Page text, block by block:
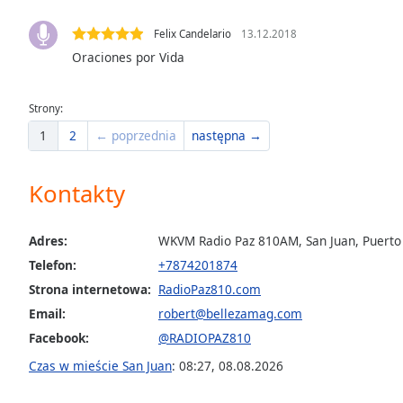
window.
Color
Opacity
Color
Opacity
Caption
Area
Felix Candelario 13.12.2018
Oraciones por Vida
Strony:
1 2 ← poprzednia następna →
Kontakty
Adres:
WKVM Radio Paz 810AM, San Juan,
Telefon:
+7874201874
Strona internetowa: RadioPaz810.com
Email:
robert@bellezamag.com
Facebook:
@RADIOPAZ810
Czas w mieście San Juan: 08:27, 08.08.2026